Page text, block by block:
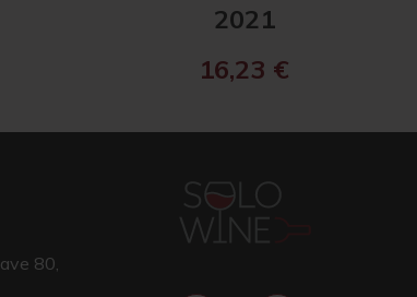
2021
16,23 €
80,